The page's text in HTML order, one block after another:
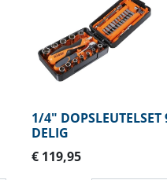
1/4"
DELIG
€ 119,95